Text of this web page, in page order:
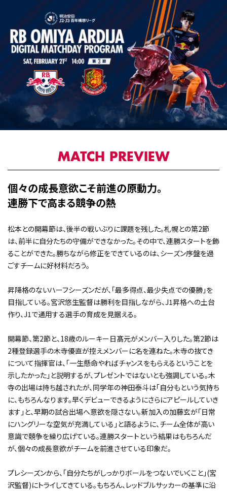
MATCH PREVIEW
個々の成長意欲こそ前進の原動力。
連勝下で高まる競争の熱
松本との開幕節は、後半の戦いぶりに課題を残した。札幌との第2節
は、前半に自分たちの守備ができなかった。その中で、連勝スタートを飾
ることができた。勝ちながら修正をできているのは、シーズン序盤を過
ごすチームに好材料だろう。
昇降格のないハーフシーズンだが、「最多得点、最少失点での優勝」を
目指している。宮沢悠生監督は勝利を目指しながら、J1昇格への土台
作り、J1で通用する選手の育成を見据える。
開幕節、第2節と、18歳のルーキー日髙元がメンバー入りした。第2節は
2種登録選手の木寺優直が控えメンバーに名を連ねた。木寺の抜てき
について指揮官は、「一生懸命やればチャンスをもらえるということを
示したかった」と説明するが、プレゼントではないとも強調している。木
寺の出場は持ち越されたが、同学年の神田泰斗は「自分もという気持ち
に、もちろんなります。早くデビューできるようにさらにアピールしていき
ます」と、早期の試合出場へ意欲を隠さない。新加入の加藤玄が「日常
にハングリーな空気が充満している」と語るように、チーム全体が高い
意識で競争を繰り広げている。連勝スタートという結果はもちろんだ
が、個々の成長意欲がチームを前進させている印象だ。
プレシーズンから、「自分たちがしっかりボールをつないでいくこと」(宮
沢監督)にトライしてきている。もちろん、レッドブルサッカーの基準に沿